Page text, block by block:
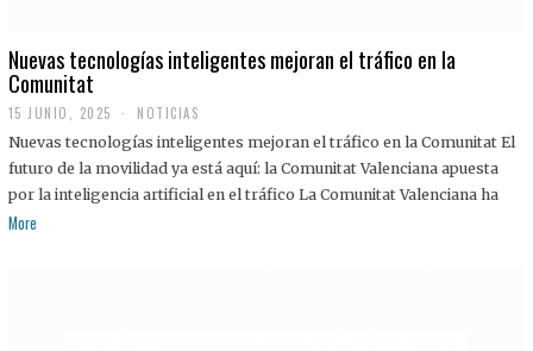
Nuevas tecnologías inteligentes mejoran el tráfico en la
Comunitat
15 JUNIO, 2025 NOTICIAS
Nuevas tecnologías inteligentes mejoran el tráfico en la Comunitat El
futuro de la movilidad ya está aquí: la Comunitat Valenciana apuesta
por la inteligencia artificial en el tráfico La Comunitat Valenciana ha
More